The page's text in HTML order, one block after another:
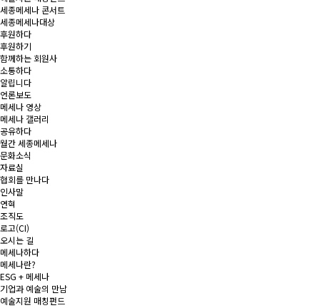
세종메세나 콘서트
세종메세나대상
후원하다
후원하기
함께하는 회원사
소통하다
알립니다
언론보도
메세나 영상
메세나 갤러리
공유하다
월간 세종메세나
문화소식
자료실
협회를 만나다
인사말
연혁
조직도
로고(CI)
오시는 길
메세나하다
메세나란?
ESG + 메세나
기업과 예술의 만남
예술지원 매칭펀드